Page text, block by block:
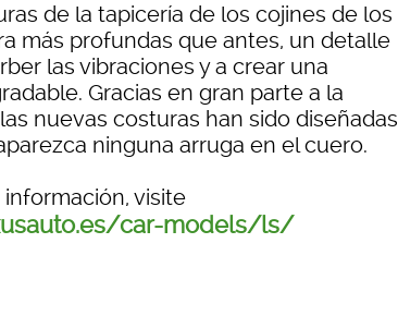
de la tapicería de los cojines de los
más profundas que antes, un detalle
las vibraciones y a crear una
Gracias en gran parte a la
nuevas costuras han sido diseñadas
ninguna arruga en el cuero.
visite
car-models/ls/